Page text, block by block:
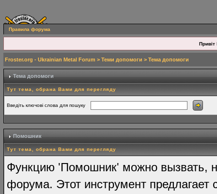
Правила форума
Привіт
Froster.org - Ukrainian Metal Forum > Теми допомоги > Тема допомоги
Тема допомоги
Тут тема, обрана Вами для перегляду
Введіть ключові слова для пошуку
Помошник
Тут тема, обрана Вами для перегляду
Функцию 'Помошник' можно вызвать,
форума. Этот инструмент